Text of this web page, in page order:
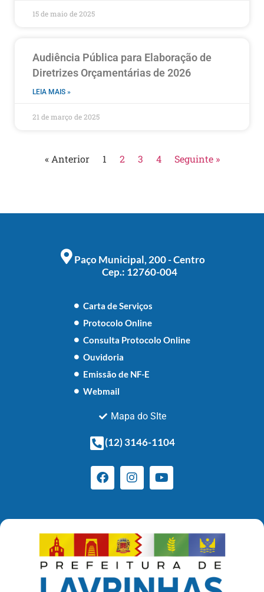
15 de maio de 2025
Audiência Pública para Elaboração de
Diretrizes Orçamentárias de 2026
LEIA MAIS »
21 de março de 2025
« Anterior 1 2 3 4 Seguinte »
Paço Municipal, 200 - Centro
Cep.: 12760-004
Carta de Serviços
Protocolo Online
Consulta Protocolo Online
Ouvidoria
Emissão de NF-E
Webmail
Mapa do SIte
(12) 3146-1104